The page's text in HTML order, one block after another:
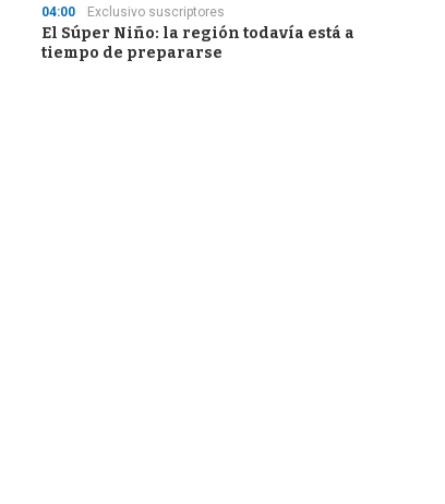
04:00 Exclusivo suscriptores
El Súper Niño: la región todavía está a
tiempo de prepararse